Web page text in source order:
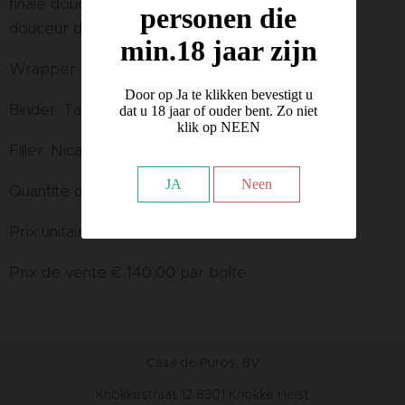
personen die
min.18 jaar zijn
Door op Ja te klikken bevestigt u
dat u 18 jaar of ouder bent. Zo niet
klik op NEEN
JA Neen
douceur du cigare, il a un caractère épicé.
Wrapper: San Andrés naturel
Binder: Tabac d'Indonésie
Quantité de boîtes : 10